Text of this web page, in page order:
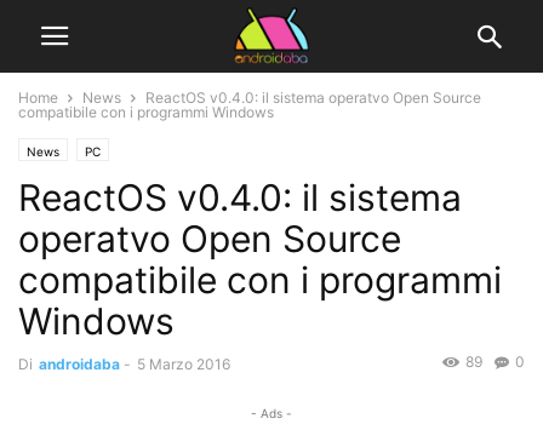
Home News
ReactOS v0.4.0: il sistema operatvo Open Source
compatibile con i programmi Windows
News PC
ReactOS v0.4.0: il sistema
operatvo Open Source
compatibile con i programmi
Windows
Di androidaba - 5 Marzo 2016 0
89
- Ads -